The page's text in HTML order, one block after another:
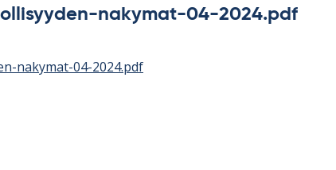
nakymat-04-2024.pdf
nakymat-04-2024.pdf